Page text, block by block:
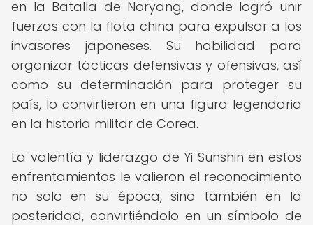
en la Batalla de Noryang, donde logró unir
fuerzas con la flota china para expulsar a los
invasores japoneses. Su habilidad para
organizar tácticas defensivas y ofensivas, así
como su determinación para proteger su
país, lo convirtieron en una figura legendaria
en la historia militar de Corea.
La valentía y liderazgo de Yi Sunshin en estos
enfrentamientos le valieron el reconocimiento
no solo en su época, sino también en la
posteridad, convirtiéndolo en un símbolo de